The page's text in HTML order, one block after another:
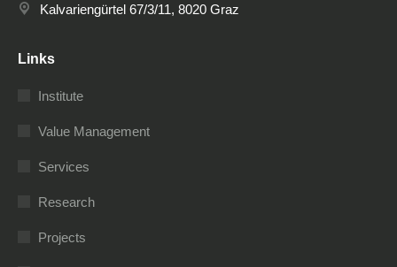
Kalvariengürtel 67/3/11, 8020 Graz
Links
Institute
Value Management
Services
Research
Projects